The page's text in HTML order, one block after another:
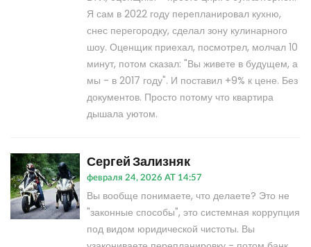
Я сам в 2022 году перепланировал кухню,
снес перегородку, сделал зону кулинарного
шоу. Оценщик приехал, посмотрел, молчал 10
минут, потом сказал: "Вы живете в будущем, а
мы - в 2017 году". И поставил +9% к цене. Без
документов. Просто потому что квартира
дышала уютом.
Сергей Зализняк
февраля 24, 2026 AT 14:57
Вы вообще понимаете, что делаете? Это не
"законные способы", это системная коррупция
под видом юридической чистоты. Вы